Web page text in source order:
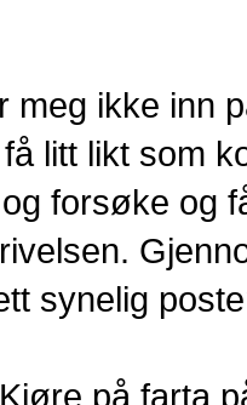
meg ikke inn
litt likt som
forsøke og
synelig
på farta